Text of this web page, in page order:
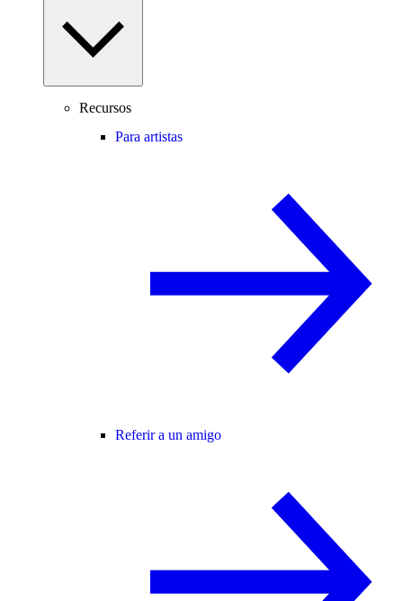
Recursos
Para artistas
Referir a un amigo